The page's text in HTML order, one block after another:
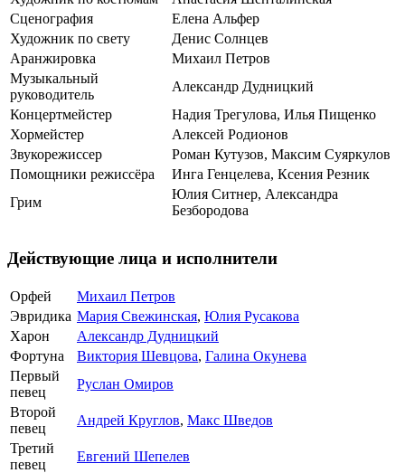
Сценография
Елена Альфер
Художник по свету
Денис Солнцев
Аранжировка
Михаил Петров
Музыкальный
руководитель
Александр Дудницкий
Концертмейстер
Надия Трегулова, Илья Пищенко
Хормейстер
Алексей Родионов
Звукорежиссер
Роман Кутузов, Максим Суяркулов
Помощники режиссёра
Инга Генцелева, Ксения Резник
Грим
Юлия Ситнер, Александра
Безбородова
Действующие лица и исполнители
Орфей
Михаил Петров
Эвридика Мария Свежинская, Юлия Русакова
Харон
Александр Дудницкий
Фортуна
Виктория Шевцова, Галина Окунева
Первый
певец
Руслан Омиров
Второй
певец
Андрей Круглов, Макс Шведов
Третий
певец
Евгений Шепелев